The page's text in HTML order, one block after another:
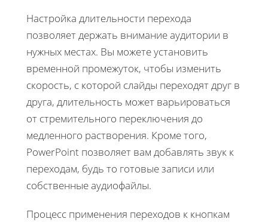
Настройка длительности перехода
позволяет держать внимание аудитории в
нужных местах. Вы можете установить
временной промежуток, чтобы изменить
скорость, с которой слайды переходят друг в
друга, длительность может варьироваться
от стремительного переключения до
медленного растворения. Кроме того,
PowerPoint позволяет вам добавлять звук к
переходам, будь то готовые записи или
собственные аудиофайлы.
Процесс применения переходов к кнопкам